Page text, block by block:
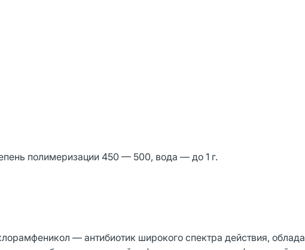
полимеризации 450 — 500, вода — до 1 г.
— антибиотик широкого спектра действия,